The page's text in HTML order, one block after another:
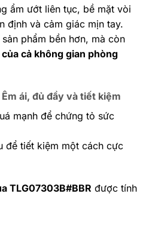
ẩm ướt liên tục, bề mặt vòi
định và cảm giác mịn tay.
phẩm bền hơn, mà còn
cả không gian phòng
ái, đủ đầy và tiết kiệm
mạnh để chứng tỏ sức
để tiết kiệm một cách cực
TLG07303B#BBR được tính